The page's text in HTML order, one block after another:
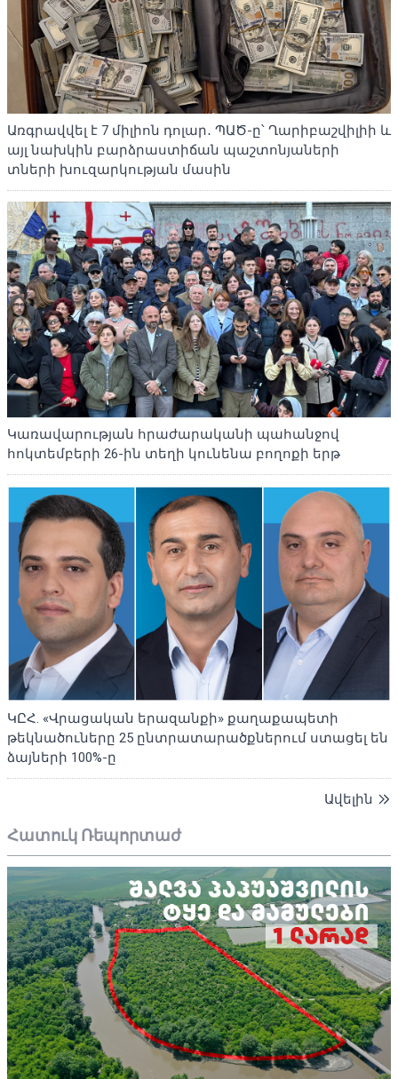
Առգրավվել է 7 միլիոն դոլար․ ՊԱԾ-ը՝ Ղարիբաշվիլիի և
այլ նախկին բարձրաստիճան պաշտոնյաների
տների խուզարկության մասին
Կառավարության հրաժարականի պահանջով
հոկտեմբերի 26-ին տեղի կունենա բողոքի երթ
ԿԸՀ. «Վրացական երազանքի» քաղաքապետի
թեկնածուները 25 ընտրատարածքներում ստացել են
ձայների 100%-ը
Ավելին
Հատուկ Ռեպորտաժ